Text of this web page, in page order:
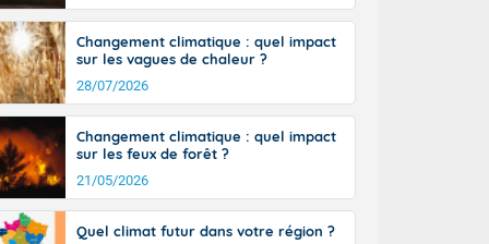
du
50-60 km/h
les
l'après-
général, 14
Changement climatique : quel impact
sur les vagues de chaleur ?
28/07/2026
Changement climatique : quel impact
sur les feux de forêt ?
21/05/2026
Quel climat futur dans votre région ?